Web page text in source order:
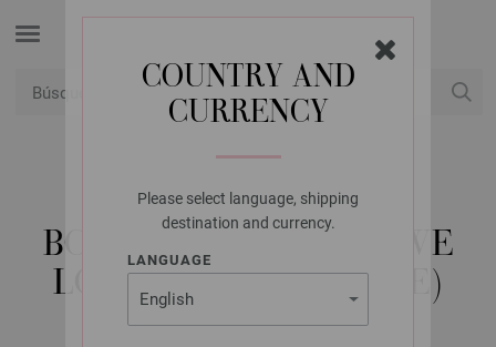
COUNTRY AND
CURRENCY
Please select language, shipping
destination and currency.
LANGUAGE
LANA GROSSA
BOLSO DE COMPRAS WE
LOVE WOOL (GRANDE)